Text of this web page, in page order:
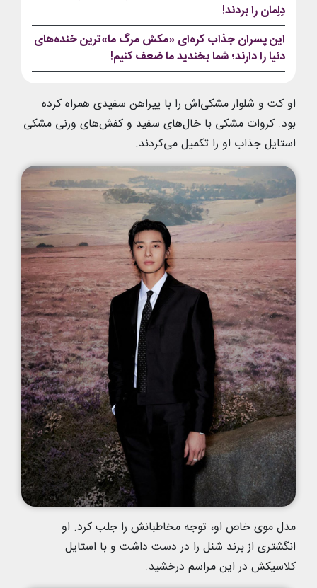
دِلِمان را بردند!
این پسران جذاب کره‌ای «مکش مرگ ما»ترین خنده‌های
دنیا را دارند؛ شما بخندید ما ضعف کنیم!
او کت و شلوار مشکی‌اش را با پیراهن سفیدی همراه کرده
بود. کروات مشکی با خال‌های سفید و کفش‌های ورنی مشکی
استایل جذاب او را تکمیل می‌کردند.
مدل موی خاص او، توجه مخاطبانش را جلب کرد. او
انگشتری از برند شنل را در دست داشت و با استایل
کلاسیکش در این مراسم درخشید.